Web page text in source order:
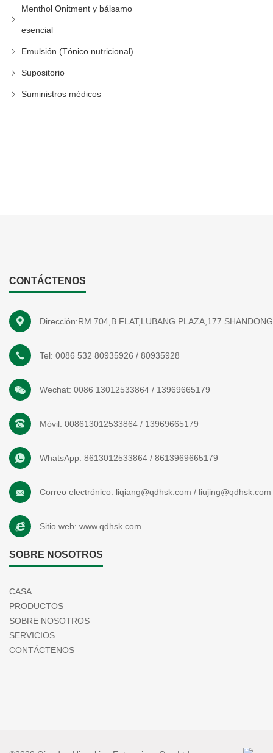
Menthol Onitment y bálsamo
esencial
Emulsión (Tónico nutricional)
Supositorio
Suministros médicos
CONTÁCTENOS
Dirección:RM 704,B FLAT,LUBANG PLAZA,177
Tel: 0086 532 80935926 / 80935928
Wechat: 0086 13012533864 / 13969665179
Móvil: 008613012533864 / 13969665179
WhatsApp: 8613012533864 / 8613969665179
Correo electrónico: liqiang@qdhsk.com / liujing@qdhsk.com
Sitio web: www.qdhsk.com
SOBRE NOSOTROS
CASA
PRODUCTOS
SOBRE NOSOTROS
SERVICIOS
CONTÁCTENOS